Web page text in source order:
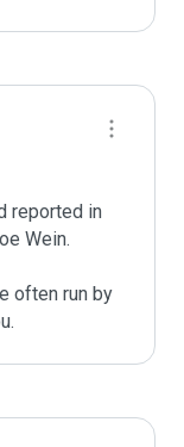
reported in
Wein.
often run by